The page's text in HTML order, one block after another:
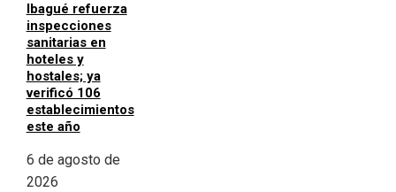
Ibagué refuerza
inspecciones
sanitarias en
hoteles y
hostales; ya
verificó 106
establecimientos
este año
6 de agosto de
2026